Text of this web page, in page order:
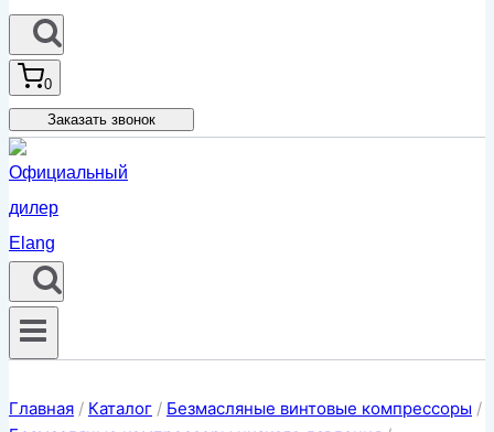
0
Заказать звонок
Главная / Каталог / Безмасляные винтовые компрессоры /